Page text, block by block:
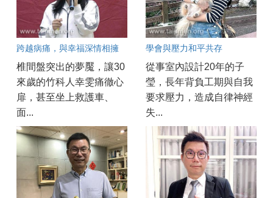
跨越病痛，與幸福深情相擁
椎間盤突出的夢魘，讓30
來歲的竹科人幸雯痛徹心
扉，甚至坐上救護車、
面...
學會與壓力和平共存
從事室內設計20年的子
瑩，長年背負工期與自我
要求壓力，造成自律神經
失...